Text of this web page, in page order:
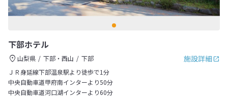
下部ホテル
施設詳細
山梨県 下部・西山
下部
ＪＲ身延線下部温泉駅より徒歩で1分
中央自動車道甲府南インターより50分
中央自動車道河口湖インターより60分